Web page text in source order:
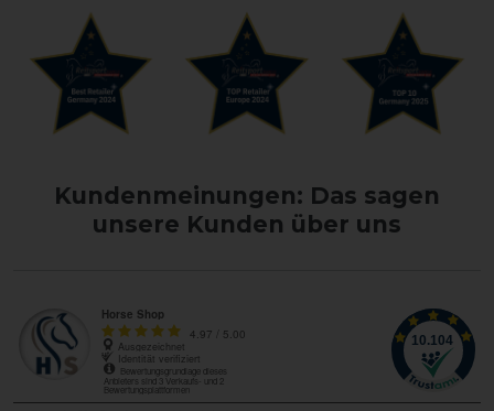
Kundenmeinungen: Das sagen
unsere Kunden über uns